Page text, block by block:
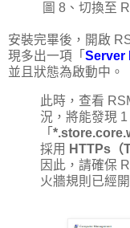
圖 8、切換至
安裝完畢後，開啟
現多出一項「 Server
並且狀態為啟動中。
此時，查看
況，將能發現 1
「
採用 HTTPs（
因此，請確保
火牆規則已經開